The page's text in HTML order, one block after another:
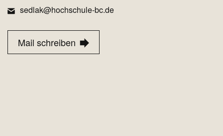
sedlak@hochschule-bc.de
Mail schreiben